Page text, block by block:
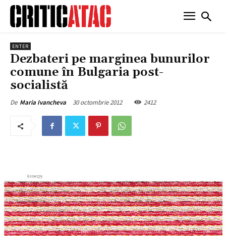
ENTER
Dezbateri pe marginea bunurilor
comune în Bulgaria post-
socialistă
De Maria Ivancheva 30 octombrie 2012 2412